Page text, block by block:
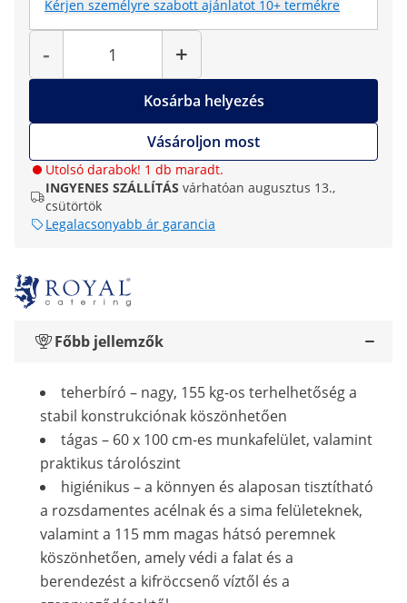
Kérjen személyre szabott ajánlatot 10+ termékre
-
Mennyiség
+
Kosárba helyezés
Vásároljon most
Utolsó darabok! 1 db maradt.
INGYENES SZÁLLÍTÁS várhatóan augusztus 13.,
csütörtök
Legalacsonyabb ár garancia
Főbb jellemzők
teherbíró – nagy, 155 kg-os terhelhetőség a
stabil konstrukciónak köszönhetően
tágas – 60 x 100 cm-es munkafelület, valamint
praktikus tárolószint
higiénikus – a könnyen és alaposan tisztítható
a rozsdamentes acélnak és a sima felületeknek,
valamint a 115 mm magas hátsó peremnek
köszönhetően, amely védi a falat és a
berendezést a kifröccsenő víztől és a